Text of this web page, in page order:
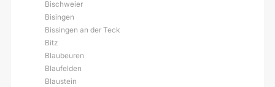
Bischweier
Bisingen
Bissingen an der Teck
Bitz
Blaubeuren
Blaufelden
Blaustein